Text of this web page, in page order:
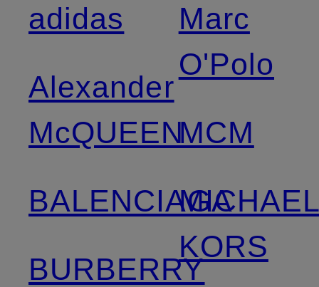
adidas
Alexander
McQUEEN
BALENCIAGA
BURBERRY
Marc
O'Polo
MCM
KORS